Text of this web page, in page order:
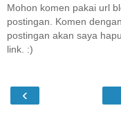
Mohon komen pakai url
postingan. Komen
postingan akan saya
link. :)
‹